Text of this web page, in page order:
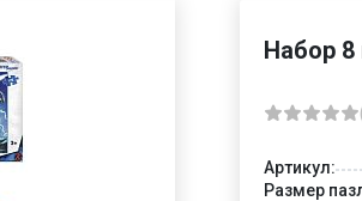
Набор 8
Артикул:
Размер